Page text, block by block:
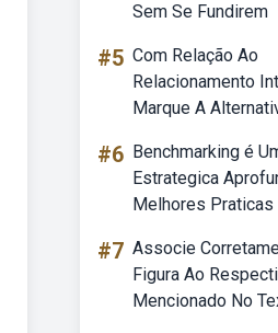
Sem Se Fundirem
#5 Com Relação Ao
Relacionamento
Marque A
#6 Benchmarking é
Estrategica
Melhores Praticas
#7 Associe
Figura Ao
Mencionado No